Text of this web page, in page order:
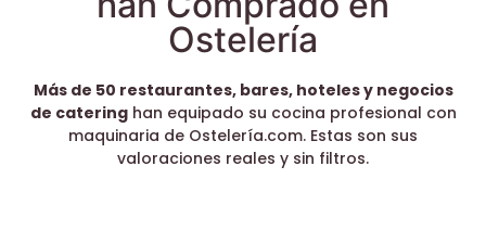
Ostelería
Más de 50 restaurantes, bares, hoteles y negocios
de cateringhan equipado su cocina profesional con
maquinaria de Ostelería.com. Estas son sus
valoraciones reales y sin filtros.